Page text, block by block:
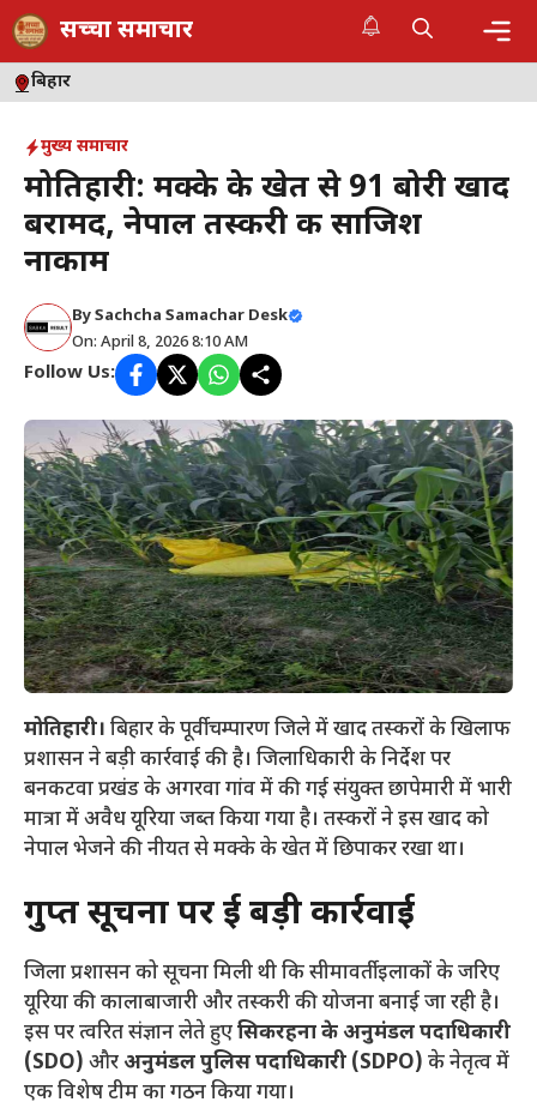
Skip
to
content
सच्चा समाचार
बिहार
मुख्य समाचार
मोतिहारी: मक्के के खेत से 91 बोरी खाद
बरामद, नेपाल तस्करी की साजिश
नाकाम
BySachcha Samachar Desk
On: April 8, 2026 8:10 AM
Follow Us:
मोतिहारी। बिहार के पूर्वी चम्पारण जिले में खाद तस्करों के खिलाफ
प्रशासन ने बड़ी कार्रवाई की है। जिलाधिकारी के निर्देश पर
बनकटवा प्रखंड के अगरवा गांव में की गई संयुक्त छापेमारी में भारी
मात्रा में अवैध यूरिया जब्त किया गया है। तस्करों ने इस खाद को
नेपाल भेजने की नीयत से मक्के के खेत में छिपाकर रखा था।
गुप्त सूचना पर हुई बड़ी कार्रवाई
​जिला प्रशासन को सूचना मिली थी कि सीमावर्ती इलाकों के जरिए
यूरिया की कालाबाजारी और तस्करी की योजना बनाई जा रही है।
इस पर त्वरित संज्ञान लेते हुएसिकरहना के अनुमंडल पदाधिकारी
(SDO) औरअनुमंडल पुलिस पदाधिकारी (SDPO) के नेतृत्व में
एक विशेष टीम का गठन किया गया।